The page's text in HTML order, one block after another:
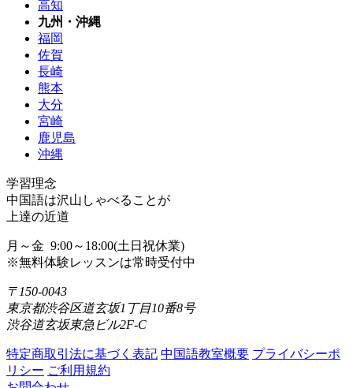
高知
九州・沖縄
福岡
佐賀
長崎
熊本
大分
宮崎
鹿児島
沖縄
学習理念
中国語は沢山しゃべることが
上達の近道
月～金 9:00～18:00(土日祝休業)
※無料体験レッスンは常時受付中
〒150-0043
東京都渋谷区道玄坂1丁目10番8号
渋谷道玄坂東急ビル2F-C
特定商取引法に基づく表記 中国語教室概要 プライバシーポ
リシー ご利用規約